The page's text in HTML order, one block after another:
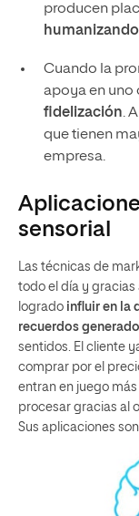
producen
humanizando
Cuando la
apoya en uno
fidelización.
que tienen
empresa.
sensorial
Las técnicas de
todo el día y gracias
logrado influir en la
recuerdos
sentidos. El cliente
comprar por el
entran en juego
procesar gracias al
Sus aplicaciones